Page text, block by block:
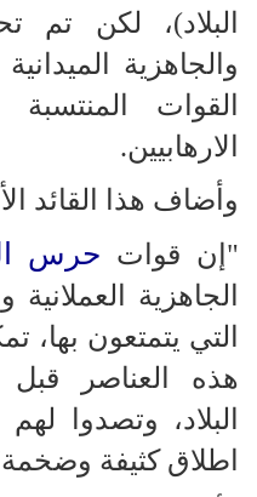
البلاد)، لكن تم
والجاهزية
القوات
الارهابيين.
وأضاف هذا القائد
"إن قوات حرس
الجاهزية
التي يتمتعون بها،
هذه العناصر
البلاد، وتصدوا
اطلاق كثيفة